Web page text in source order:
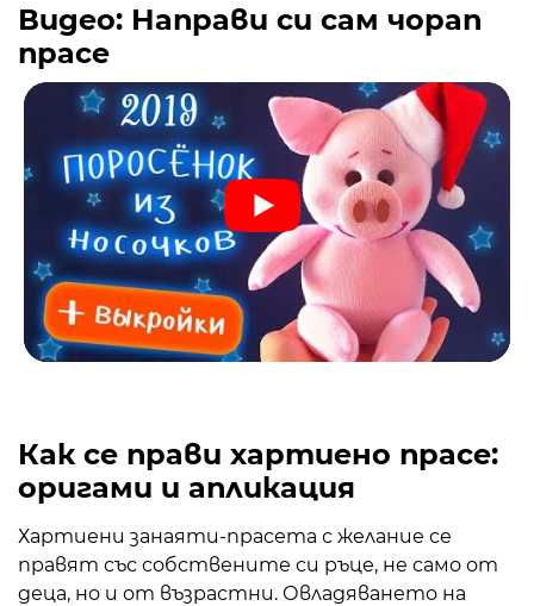
Видео: Направи си сам чорап
прасе
Как се прави хартиено прасе:
оригами и апликация
Хартиени занаяти-прасета с желание се
правят със собствените си ръце, не само от
деца, но и от възрастни. Овладяването на